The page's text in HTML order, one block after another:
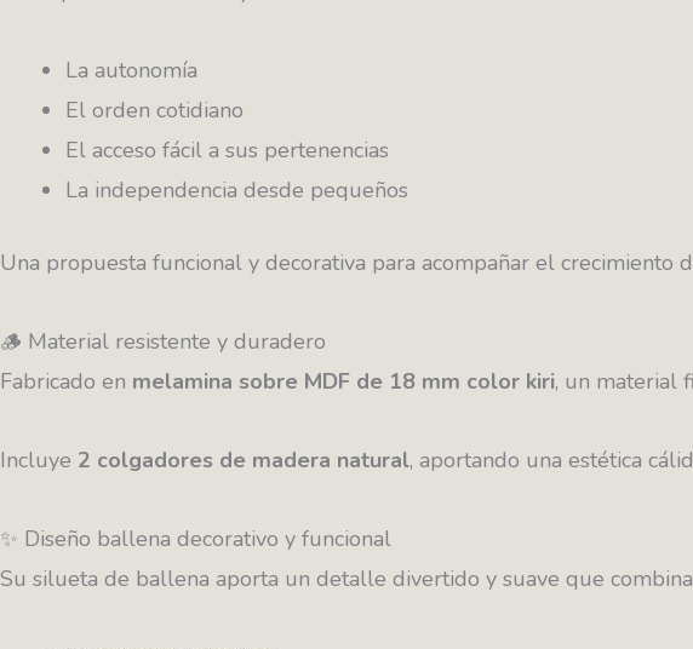
La autonomía
El orden cotidiano
El acceso fácil a sus pertenencias
La independencia desde pequeños
Una propuesta funcional y decorativa para acompañar el crecimiento
🪵 Material resistente y duradero
Fabricado en melamina sobre MDF de 18 mm color kiri, un material
Incluye 2 colgadores de madera natural, aportando una estética
✨ Diseño ballena decorativo y funcional
Su silueta de ballena aporta un detalle divertido y suave que